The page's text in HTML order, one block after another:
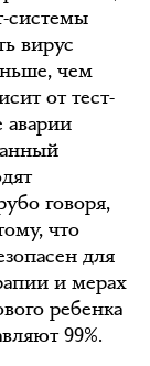
системы
вирус
чем
от тест-
аварии
говоря,
что
для
и мерах
ребенка
99%.